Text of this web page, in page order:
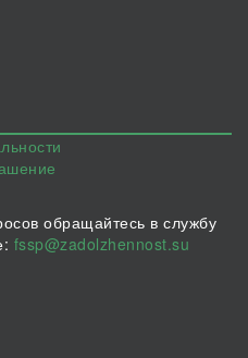
обращайтесь в службу
fssp@zadolzhennost.su